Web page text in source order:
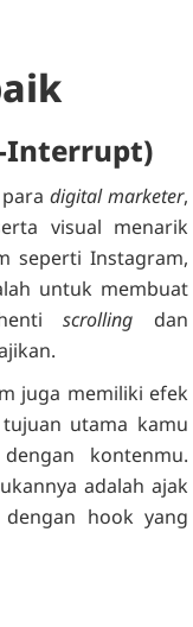
Interrupt)
digital marketer,
visual menarik
seperti Instagram,
untuk membuat
scrolling dan
juga memiliki efek
utama kamu
dengan kontenmu.
adalah ajak
hook yang